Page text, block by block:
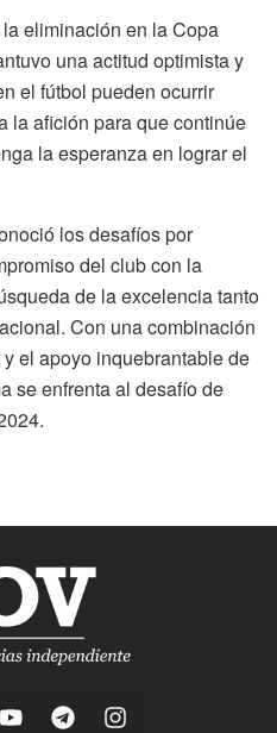
eliminación en la Copa
una actitud optimista y
el fútbol pueden ocurrir
la afición para que continúe
la esperanza en lograr el
los desafíos por
del club con la
de la excelencia tanto
Con una combinación
el apoyo inquebrantable de
se enfrenta al desafío de